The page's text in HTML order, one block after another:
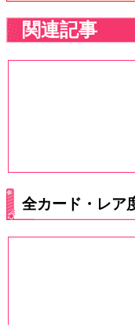
関連記事
全カード・レア